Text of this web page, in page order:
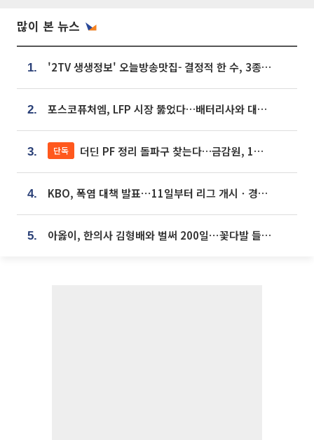
많이 본 뉴스
1. '2TV 생생정보' 오늘방송맛집- 결정적 한 수, 3종 메밀면! 메밀 소바 맛집 '의○○○○'
2. 포스코퓨처엠, LFP 시장 뚫었다…배터리사와 대규모 장기 공급 합의
3. 단독 더딘 PF 정리 돌파구 찾는다…금감원, 1년 반 만에 매각설명회 재개
4. KBO, 폭염 대책 발표⋯11일부터 리그 개시ㆍ경기 오후 7시 시작
5. 아옳이, 한의사 김형배와 벌써 200일⋯꽃다발 들고 "프러포즈 아냐"